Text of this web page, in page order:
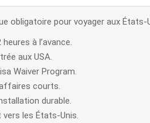
obligatoire pour voyager aux États-
à l’avance.
aux USA.
Waiver Program.
courts.
durable.
les États-Unis.